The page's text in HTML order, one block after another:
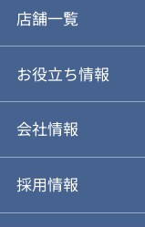
あなぶきの買取
仲介と買取のメリ
動画やパンフレッ
購入の流れ
購入前も後も安心
お気に入り
店舗一覧
お役立ち情報
不動産Q&A
アルファジャーナル
会社情報
会社概要
採用情報